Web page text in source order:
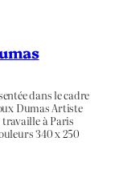
dans le cadre
Dumas Artiste
travaille à Paris
340 x 250